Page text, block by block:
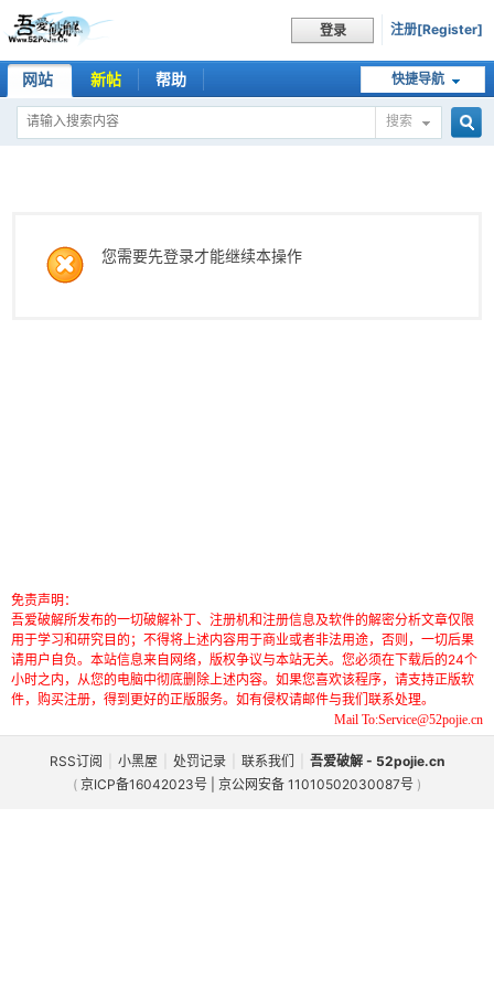
登录 注册[Register]
快捷导航
网站 新帖 帮助
搜索
您需要先登录才能继续本操作
免责声明：
吾爱破解所发布的一切破解补丁、注册机和注册信息及软件的解密分析文章仅限
用于学习和研究目的；不得将上述内容用于商业或者非法用途，否则，一切后果
请用户自负。本站信息来自网络，版权争议与本站无关。您必须在下载后的24个
小时之内，从您的电脑中彻底删除上述内容。如果您喜欢该程序，请支持正版软
件，购买注册，得到更好的正版服务。如有侵权请邮件与我们联系处理。
Mail To:Service@52pojie.cn
RSS订阅 小黑屋 处罚记录 联系我们
吾爱破解 - 52pojie.cn
( 京ICP备16042023号 | 京公网安备 11010502030087号 )